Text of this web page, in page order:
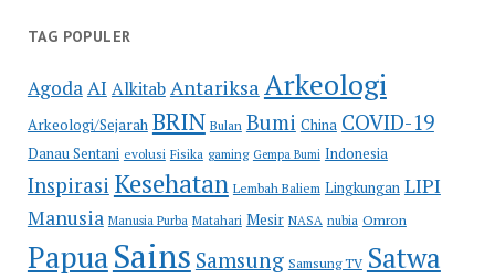
TAG POPULER
AgodaAI AlkitabAntariksa Arkeologi
Arkeologi/Sejarah BRIN Bulan Bumi China COVID-19
Danau Sentani evolusi Fisika gaming Gempa Bumi Indonesia
Inspirasi Kesehatan Lembah Baliem Lingkungan LIPI
Manusia Manusia Purba Matahari Mesir NASA nubia Omron
PapuaSains Samsung Samsung TV Satwa